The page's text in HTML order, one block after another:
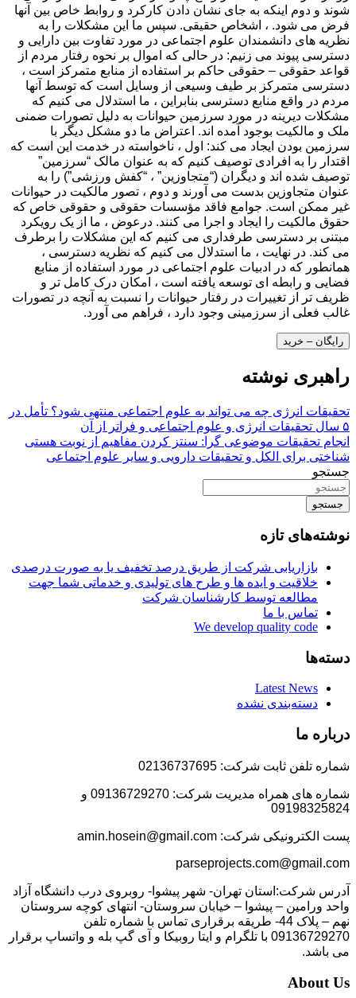
شوند و دوم اینکه به جای نشان دادن کارکرد و روابط خاص بین آنها
فرض می شود. ، اشخاص حقیقی. سپس ما این مشکلات را به
نظریه های دانشمندان علوم اجتماعی در مورد تفاوت بین دارایی و
دسترسی پیوند می زنیم: در حالی که اموال بر نحوه رفتار مردم از
قواعد حقوقی – حقوقی حاکم بر استفاده از منابع متمرکز است ،
دسترسی متمرکز بر طیف وسیعی از وسایل است که توسط آنها
مردم در واقع منابع دسترسی بنابراین ، ما استدلال می کنیم که
مشکلات دیرینه در مورد سرزمین حیوانات به دلیل تصورات ضمنی
ملک و مالکیت بوجود آمده اند. اعتراض ما دو مشکل دیگر با
سرزمین بودن ایجاد می کند: اول ، ناخواسته در خدمت این است که
اقتدار را به افرادی توصیف کنیم که به عنوان مالک “سرزمین”
توصیف شده اند و دیگران (“متجاوزین” ، “کفش ورزشی”) را به
عنوان متجاوزین بدست می آورند و دوم ، تصور مالکیت در حیوانات
غیر ممکن است. جوامع فاقد مؤسسات حقوقی و حقوقی خاص که
حقوق مالکیت را ایجاد و اجرا می کنند. درعوض ، ما از یک رویکرد
مبتنی بر دسترسی طرفداری می کنیم که این مشکلات را برطرف
می کند. در نهایت ، ما استدلال می کنیم که نظریه دسترسی ،
همانطور که در ادبیات علوم اجتماعی در مورد استفاده از منابع
فضایی و رابطه ای توسعه یافته است ، امکان درک کامل تر و
ظریف تر از تغییرات در رفتار حیوانات را نسبت به آنچه در تصورات
غالب فعلی از سرزمینی وجود دارد ، فراهم می آورد.
رایگان – خرید
راهبری نوشته
تحقیقات انرژی چه می تواند به علوم اجتماعی منتهی شود؟ تأمل در
۵ سال تحقیقات انرژی و علوم اجتماعی و فراتر از آن
انجام تحقیقات موضوعی گرا: سنتز کردن مفاهیم از نوبت هستی
شناختی برای الکل و تحقیقات دارویی و سایر علوم اجتماعی
جستجو
جستجو
نوشته‌های تازه
بازاریابی شرکت از طریق درصد تخفیف یا به صورت درصدی
خلاقیت و ایده ها و طرح های تولیدی و خدماتی شما جهت
مطالعه توسط کارشناسان شرکت
تماس با ما
We develop quality code
دسته‌ها
Latest News
دسته‌بندی نشده
درباره ما
شماره تلفن ثابت شرکت: 02136737695
شماره های همراه مدیریت شرکت: 09136729270 و
09198325824
پست الکترونیکی شرکت: amin.hosein@gmail.com
parseprojects.com@gmail.com
آدرس شرکت:استان تهران- شهر پیشوا- روبروی درب دانشگاه آزاد
واحد ورامین – پیشوا – خیابان سروستان- انتهای کوچه سروستان
نهم – پلاک 44- طریقه برقراری تماس با شماره تلفن
09136729270 با تلگرام و ایتا روبیکا و آی گپ بله و واتساپ برقرار
می باشد.
About Us